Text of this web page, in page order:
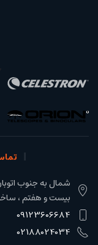
شمال به جنوب
بیست و هفتم ،
09123606684
02188024034